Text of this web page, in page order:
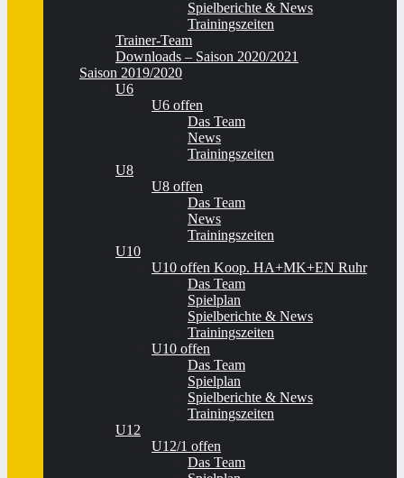
Spielberichte & News
Trainingszeiten
Trainer-Team
Downloads – Saison 2020/2021
Saison 2019/2020
U6
U6 offen
Das Team
News
Trainingszeiten
U8
U8 offen
Das Team
News
Trainingszeiten
U10
U10 offen Koop. HA+MK+EN Ruhr
Das Team
Spielplan
Spielberichte & News
Trainingszeiten
U10 offen
Das Team
Spielplan
Spielberichte & News
Trainingszeiten
U12
U12/1 offen
Das Team